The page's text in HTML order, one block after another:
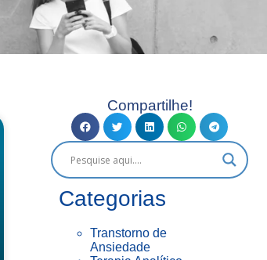
Compartilhe!
Categorias
Transtorno de
Ansiedade